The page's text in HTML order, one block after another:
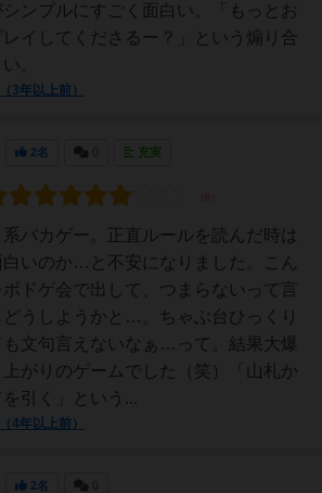
ンプルにすごく面白い。「もっとお
レイしてくださるー？」という煽り合
。
3年以上前）
2名 充実
バカゲー。正直ルールを読んだ時は
いのか…と不安になりました。こん
ドゲ会で出して、つまらないって言
どうしようかと…。ちゃぶ台ひっくり
も文句言えないなぁ…って。結果大爆
上がりのゲームでした（笑）「山札か
を引く」という...
4年以上前）
2名